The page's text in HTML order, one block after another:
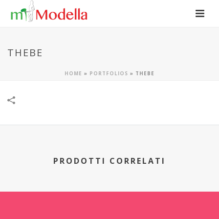
THEBE
HOME » PORTFOLIOS » THEBE
PRODOTTI CORRELATI